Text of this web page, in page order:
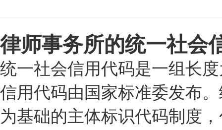
律师事务所的统一社会
统一社会信用代码是一组长
信用代码由国家标准委发布
为基础的主体标识代码制度